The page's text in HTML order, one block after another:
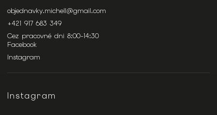
objednavky.michell@gmail.com
+421 917 683 349
Cez pracovné dni 8:00-14:30
Facebook
Instagram
Instagram